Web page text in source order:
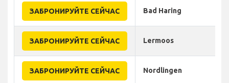
ЗАБРОНИРУЙТЕ СЕЙЧАС Bad Haring
ЗАБРОНИРУЙТЕ СЕЙЧАС Lermoos
ЗАБРОНИРУЙТЕ СЕЙЧАС Nordlingen